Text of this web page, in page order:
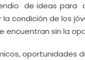
de ideas para
condición de los
encuentran sin la